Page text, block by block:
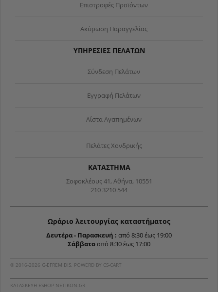
Επιστροφές Προϊόντων
Ακύρωση Παραγγελίας
ΥΠΗΡΕΣΙΕΣ ΠΕΛΑΤΩΝ
Σύνδεση Πελάτων
Εγγραφή Πελάτων
Λίστα Αγαπημένων
Πελάτες Χονδρικής
ΚΑΤΑΣΤΗΜΑ
Σοφοκλέους 41, Αθήνα, 10551
210 3210 544
Ωράριο λειτουργίας καταστήματος
Δευτέρα - Παρασκευή : από 8:30 έως 19:00
Σάββατοαπό 8:30 έως 17:00
© 2016-2026 G-EFREMIDIS. POWERD BY CS-CART
ΚΑΤΑΣΚΕΥΉ ESHOP NETIKON.GR